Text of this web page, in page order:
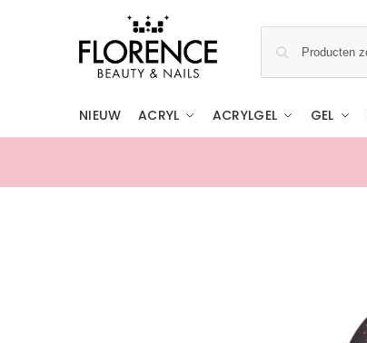
NIEUW ACRYL ACRYLGEL GEL